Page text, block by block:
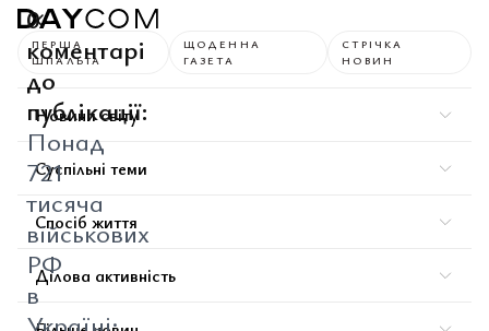
0
коментарі
до
публікації:
Понад
721
тисяча
військових
РФ
в
ПЕРША
ШПАЛЬТА
ЩОДЕННА
ГАЗЕТА
СТРІЧКА
НОВИН
Новини світу
Суспільні теми
Спосіб життя
Ділова активність